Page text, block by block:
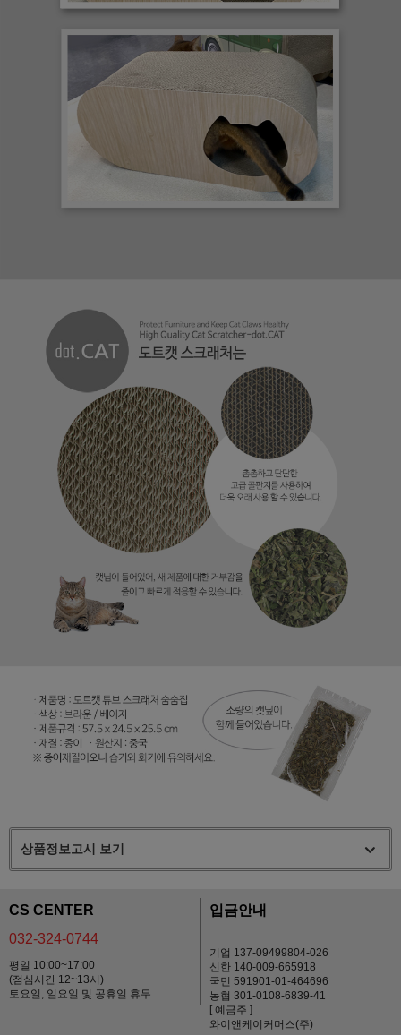
상품정보고시 보기
CS CENTER
032-324-0744
평일 10:00~17:00
(점심시간 12~13시)
토요일, 일요일 및 공휴일 휴무
입금안내
기업 137-09499804-026
신한 140-009-665918
국민 591901-01-464696
농협 301-0108-6839-41
[ 예금주 ]
와이앤케이커머스(주)